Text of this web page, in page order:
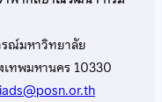
ณ์มหาวิทยาลัย
ทพมหานคร 10330